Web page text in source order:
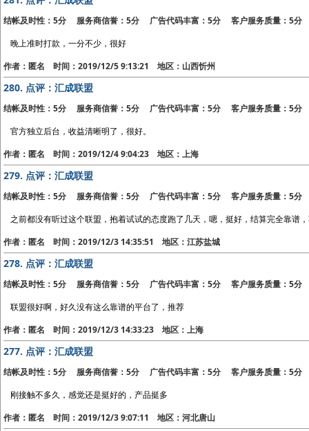
结帐及时性：5分 服务商信誉：5分 广告代码丰富：5分 客户服务质量：5分
晚上准时打款，一分不少，很好
作者：匿名 时间：2019/12/5 9:13:21 地区：山西忻州
280. 点评：汇成联盟
结帐及时性：5分 服务商信誉：5分 广告代码丰富：5分 客户服务质量：5分
官方独立后台，收益清晰明了，很好。
作者：匿名 时间：2019/12/4 9:04:23 地区：上海
279. 点评：汇成联盟
结帐及时性：5分 服务商信誉：5分 广告代码丰富：5分 客户服务质量：5分
之前都没有听过这个联盟，抱着试试的态度跑了几天，嗯，挺好，结算完全靠谱
作者：匿名 时间：2019/12/3 14:35:51 地区：江苏盐城
278. 点评：汇成联盟
结帐及时性：5分 服务商信誉：5分 广告代码丰富：5分 客户服务质量：5分
联盟很好啊，好久没有这么靠谱的平台了，推荐
作者：匿名 时间：2019/12/3 14:33:23 地区：上海
277. 点评：汇成联盟
结帐及时性：5分 服务商信誉：5分 广告代码丰富：5分 客户服务质量：5分
刚接触不多久，感觉还是挺好的，产品挺多
作者：匿名 时间：2019/12/3 9:07:11 地区：河北唐山